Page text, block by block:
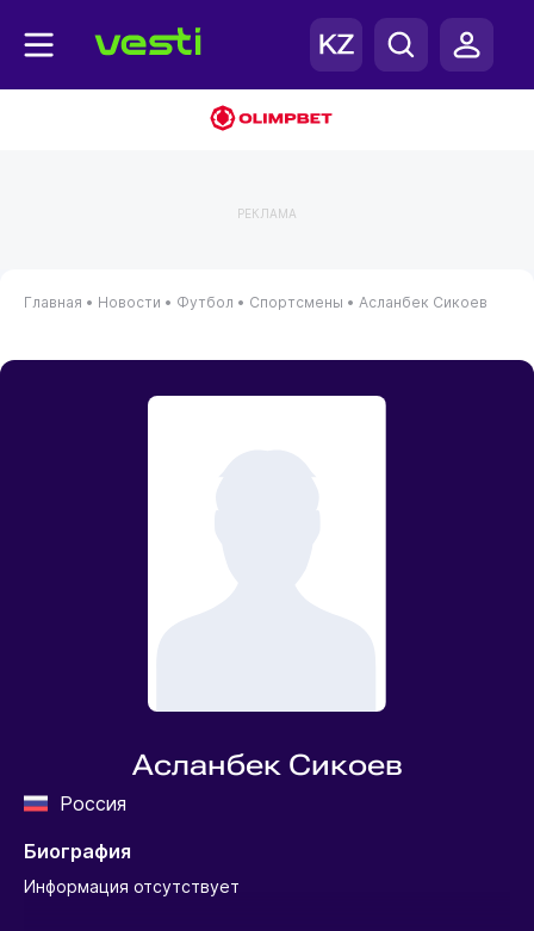
РЕКЛАМА
Главная • Новости • Футбол • Спортсмены • Асланбек Сикоев
Асланбек Сикоев
Россия
Биография
Информация отсутствует